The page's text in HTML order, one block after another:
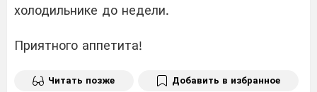
холодильнике до недели.
Приятного аппетита!
Читать позже Добавить в избранное